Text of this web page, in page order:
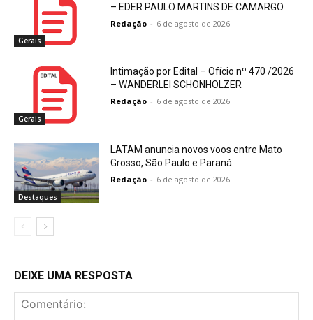
Gerais
– EDER PAULO MARTINS DE CAMARGO
Redação - 6 de agosto de 2026
Gerais
Intimação por Edital – Ofício nº 470 /2026
– WANDERLEI SCHONHOLZER
Redação - 6 de agosto de 2026
Destaques
LATAM anuncia novos voos entre Mato
Grosso, São Paulo e Paraná
Redação - 6 de agosto de 2026
DEIXE UMA RESPOSTA